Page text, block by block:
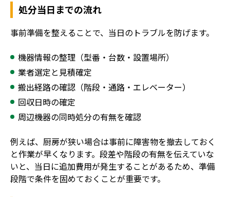
処分当日までの流れ
事前準備を整えることで、当日のトラブルを防げます。
機器情報の整理（型番・台数・設置場所）
業者選定と見積確定
搬出経路の確認（階段・通路・エレベーター）
回収日時の確定
周辺機器の同時処分の有無を確認
例えば、厨房が狭い場合は事前に障害物を撤去しておく
と作業が早くなります。段差や階段の有無を伝えていな
いと、当日に追加費用が発生することがあるため、準備
段階で条件を固めておくことが重要です。